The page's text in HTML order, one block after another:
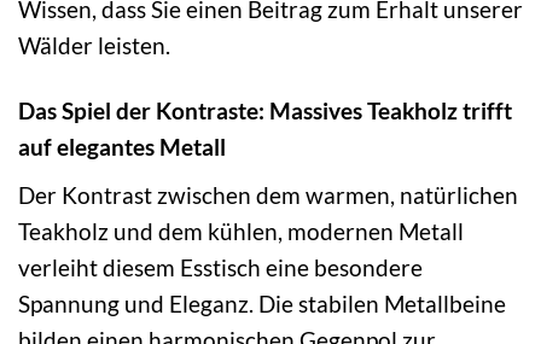
Wissen, dass Sie einen Beitrag zum Erhalt unserer
Wälder leisten.
Das Spiel der Kontraste: Massives Teakholz trifft
auf elegantes Metall
Der Kontrast zwischen dem warmen, natürlichen
Teakholz und dem kühlen, modernen Metall
verleiht diesem Esstisch eine besondere
Spannung und Eleganz. Die stabilen Metallbeine